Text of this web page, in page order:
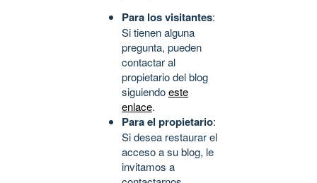
Para los visitantes:
Si tienen alguna
pregunta, pueden
contactar al
propietario del blog
siguiendoeste
enlace.
Para el propietario:
Si desea restaurar el
acceso a su blog, le
invitamos a